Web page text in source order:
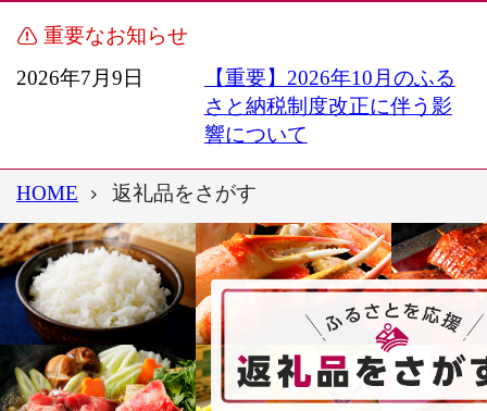
重要なお知らせ
2026年7月9日
【重要】2026年10月のふる
さと納税制度改正に伴う影
響について
HOME 返礼品をさがす